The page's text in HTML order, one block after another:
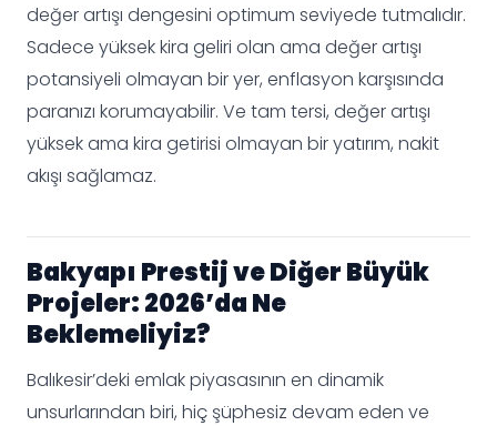
değer artışı dengesini optimum seviyede tutmalıdır.
Sadece yüksek kira geliri olan ama değer artışı
potansiyeli olmayan bir yer, enflasyon karşısında
paranızı korumayabilir. Ve tam tersi, değer artışı
yüksek ama kira getirisi olmayan bir yatırım, nakit
akışı sağlamaz.
Bakyapı Prestij ve Diğer Büyük
Projeler: 2026’da Ne
Beklemeliyiz?
Balıkesir’deki emlak piyasasının en dinamik
unsurlarından biri, hiç şüphesiz devam eden ve